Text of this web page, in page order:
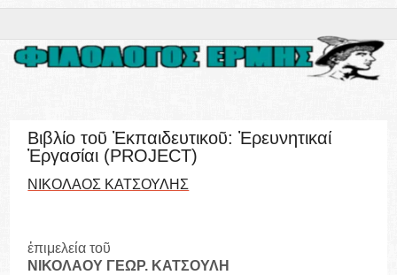
Βιβλίο τοῦ Ἐκπαιδευτικοῦ: Ἐρευνητικαί
Ἐργασίαι (PROJECT)
ΝΙΚΟΛΑΟΣ ΚΑΤΣΟΥΛΗΣ
ἐπιμελεία τοῦ
ΝΙΚΟΛΑΟΥ ΓΕΩΡ. ΚΑΤΣΟΥΛΗ